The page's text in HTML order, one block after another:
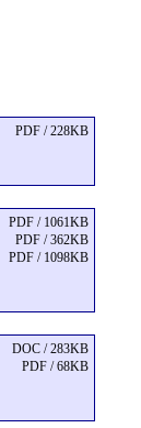
PDF / 228KB
PDF / 1061KB
PDF / 362KB
PDF / 1098KB
DOC / 283KB
PDF / 68KB